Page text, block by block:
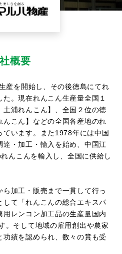
概要
産を開始し、その後徳島にてれ
。現在れんこん生産量全国１
浦れんこん】、全国２位の徳
こん】などの全国各産地のれ
ています。また1978年には中国
・加工・輸入を始め、中国江
んこんを輸入し、全国に供給し
ら加工・販売まで一貫して行っ
て「れんこんの総合エキスパ
レンコン加工品の生産量国内
。そして地域の雇用創出や農家
績を認められ、数々の賞も受